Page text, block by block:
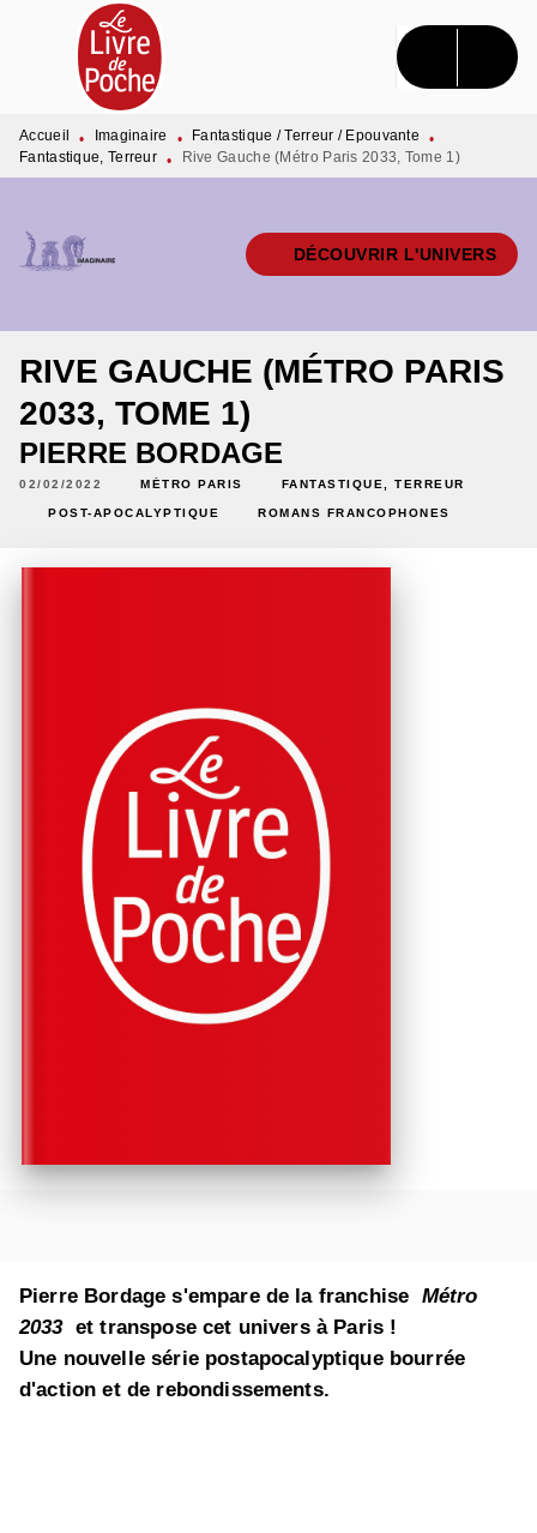
MENU RECHERCHE CONTENU
PIED DE PAGE
Accueil • Imaginaire • Fantastique / Terreur / Epouvante
•
Fantastique, Terreur • Rive Gauche (Métro Paris 2033, Tome 1)
DÉCOUVRIR L'UNIVERS
RIVE GAUCHE (MÉTRO PARIS
2033, TOME 1)
PIERRE BORDAGE
02/02/2022 MÉTRO PARIS FANTASTIQUE, TERREUR
POST-APOCALYPTIQUE ROMANS FRANCOPHONES
Pierre Bordage s'empare de la franchise Métro
2033 et transpose cet univers à Paris !
Une nouvelle série postapocalyptique bourrée
d'action et de rebondissements.